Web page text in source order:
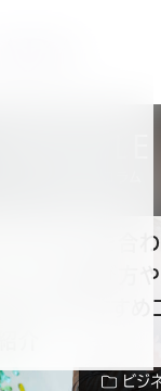
ー ー
オ
にネクタイを合
ターの選び方
わせたおすすめ
ビジ